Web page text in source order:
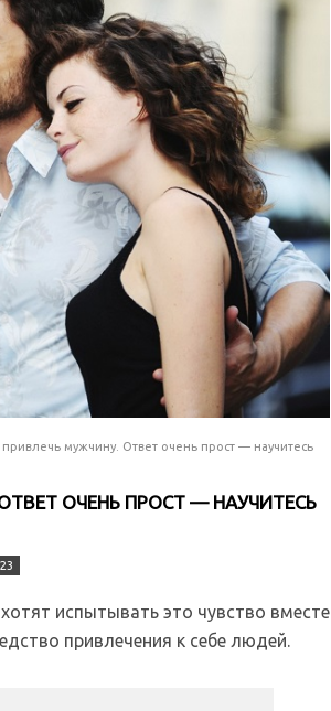
мужчину. Ответ очень прост — научитесь
ОЧЕНЬ ПРОСТ — НАУЧИТЕСЬ
испытывать это чувство вместе
привлечения к себе людей.